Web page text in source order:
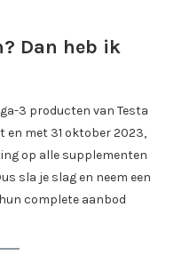
Dan heb ik
3 producten van Testa
en met 31 oktober 2023,
op alle supplementen
sla je slag en neem een
complete aanbod